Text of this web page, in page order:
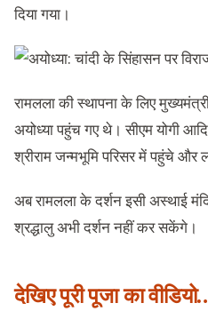
दिया गया।
रामलला की स्थापना के लिए
अयोध्या पहुंच गए थे। सीएम योगी
श्रीराम जन्मभूमि परिसर में पहुंचे और
अब रामलला के दर्शन इसी अस्थाई
श्रद्धालु अभी दर्शन नहीं कर सकेंगे।
देखिए पूरी पूजा का